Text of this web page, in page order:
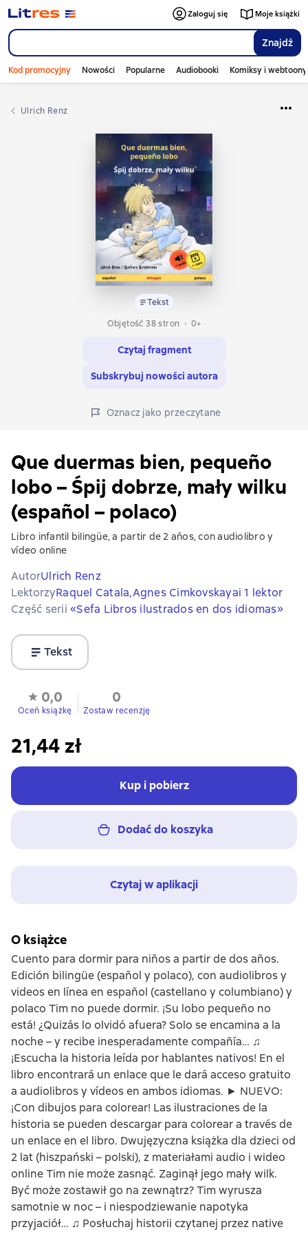
Znajdź
Zaloguj się Moje książki
Kod promocyjny Nowości Popularne Audiobooki Komiksy i webtoony
Ulrich Renz
Tekst
Objętość 38 stron
0+
Czytaj fragment
Subskrybuj nowości autora
Oznacz jako przeczytane
Que duermas bien, pequeño
lobo – Śpij dobrze, mały wilku
(español – polaco)
Libro infantil bilingüe, a partir de 2 años, con audiolibro y
vídeo online
AutorUlrich Renz
LektorzyRaquel Catala,Agnes Cimkovskayai 1 lektor
Część serii «Sefa Libros ilustrados en dos idiomas»
Tekst
0,0
Oceń książkę
0
Zostaw recenzję
21,44 zł
Kup i pobierz
Dodać do koszyka
Czytaj w aplikacji
O książce
Cuento para dormir para niños a partir de dos años.
Edición bilingüe (español y polaco), con audiolibros y
videos en línea en español (castellano y columbiano) y
polaco Tim no puede dormir. ¡Su lobo pequeño no
está! ¿Quizás lo olvidó afuera? Solo se encamina a la
noche – y recibe inesperadamente compañía… ♫
¡Escucha la historia leída por hablantes nativos! En el
libro encontrará un enlace que le dará acceso gratuito
a audiolibros y vídeos en ambos idiomas. ► NUEVO:
¡Con dibujos para colorear! Las ilustraciones de la
historia se pueden descargar para colorear a través de
un enlace en el libro. Dwujęzyczna książka dla dzieci od
2 lat (hiszpański – polski), z materiałami audio i wideo
online Tim nie może zasnąć. Zaginął jego mały wilk.
Być może zostawił go na zewnątrz? Tim wyrusza
samotnie w noc – i niespodziewanie napotyka
przyjaciół… ♫ Posłuchaj historii czytanej przez native